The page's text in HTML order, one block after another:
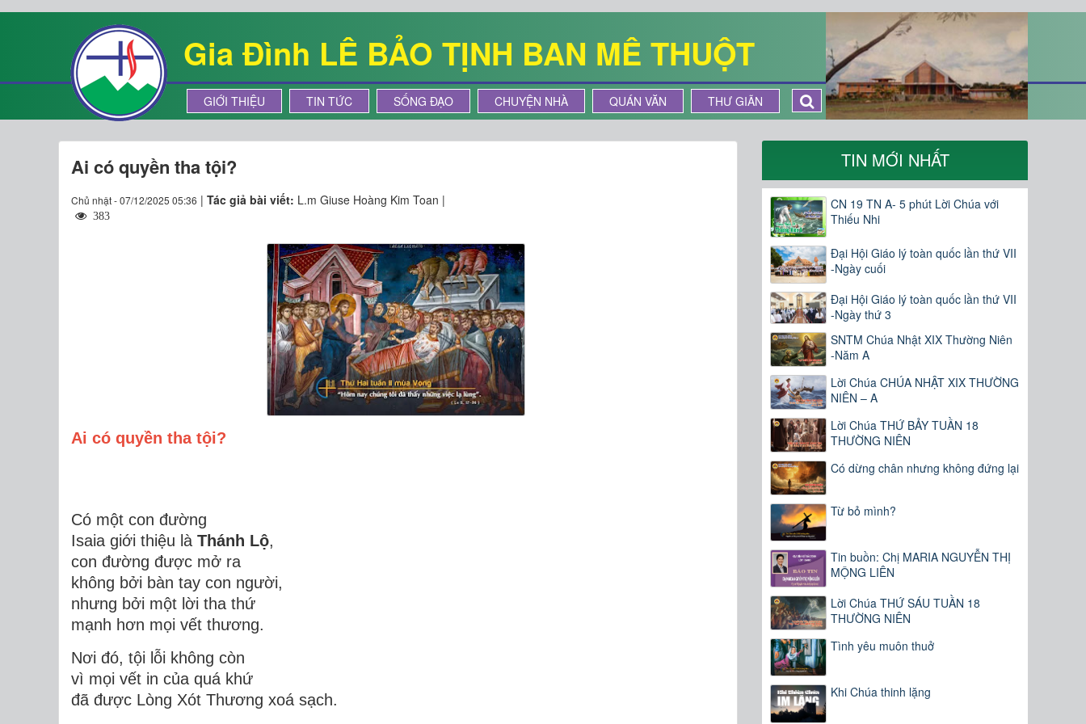
Gia Đình LÊ BẢO TỊNH BAN MÊ THUỘT
GIỚI THIỆU TIN TỨC SỐNG ĐẠO CHUYỆN NHÀ QUÁN VĂN THƯ GIÃN
Ai có quyền tha tội?
Chủ nhật - 07/12/2025 05:36 | Tác giả bài viết: L.m Giuse Hoàng Kim Toan |
383
Ai có quyền tha tội?
Có một con đường
Isaia giới thiệu là Thánh Lộ,
con đường được mở ra
không bởi bàn tay con người,
nhưng bởi một lời tha thứ
mạnh hơn mọi vết thương.
Nơi đó, tội lỗi không còn
vì mọi vết in của quá khứ
đã được Lòng Xót Thương xoá sạch.
TIN MỚI NHẤT
CN 19 TN A- 5 phút Lời Chúa với
Thiếu Nhi
Đại Hội Giáo lý toàn quốc lần thứ VII
-Ngày cuối
Đại Hội Giáo lý toàn quốc lần thứ VII
-Ngày thứ 3
SNTM Chúa Nhật XIX Thường Niên
-Năm A
Lời Chúa CHÚA NHẬT XIX THƯỜNG
NIÊN – A
Lời Chúa THỨ BẢY TUẦN 18
THƯỜNG NIÊN
Có dừng chân nhưng không đứng lại
Từ bỏ mình?
Tin buồn: Chị MARIA NGUYỄN THỊ
MỘNG LIÊN
Lời Chúa THỨ SÁU TUẦN 18
THƯỜNG NIÊN
Tình yêu muôn thuở
Khi Chúa thinh lặng